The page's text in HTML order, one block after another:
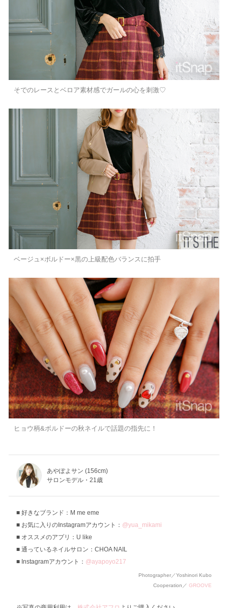
そでのレースとベロア素材感でガールの心を刺激♡
ベージュ×ボルドー×黒の上級配色バランスに拍手
ヒョウ柄&ボルドーの秋ネイルで話題の指先に！
あやぽよサン (156cm)
サロンモデル・21歳
好きなブランド：M me eme
お気に入りのInstagramアカウント： @yua_mikami
オススメのアプリ：U like
通っているネイルサロン：CHOA NAIL
Instagramアカウント： @ayapoyo217
Photographer／Yoshinori Kubo
Cooperation／ GROOVE